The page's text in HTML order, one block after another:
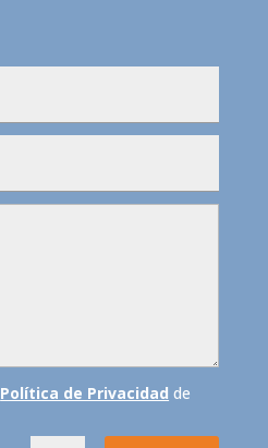
Política de Privacidad de